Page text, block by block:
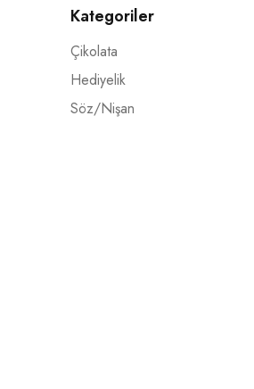
Kategoriler
Çikolata
Hediyelik
Söz/Nişan